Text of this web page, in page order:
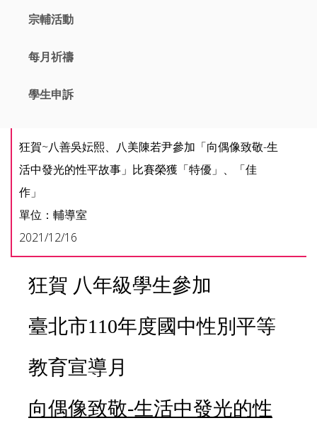
宗輔活動
每月祈禱
學生申訴
狂賀~八善吳妘熙、八美陳若尹參加「向偶像致敬-生
活中發光的性平故事」比賽榮獲「特優」、「佳
作」
單位：輔導室
2021/12/16
狂賀 八年級學生參加
臺北市110年度國中性別平等
教育宣導月
向偶像致敬-生活中發光的性